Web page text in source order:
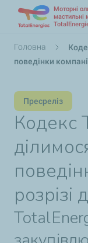
Моторні
мастильні
Рядок
навіґації
Головна
поведінки
Пресреліз
Кодекс
розрізі